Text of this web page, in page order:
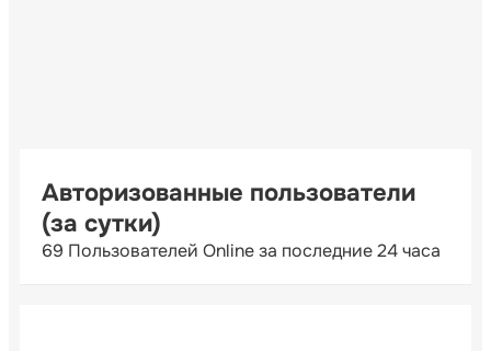
Авторизованные пользователи
(за сутки)
69 Пользователей Online за последние 24 часа